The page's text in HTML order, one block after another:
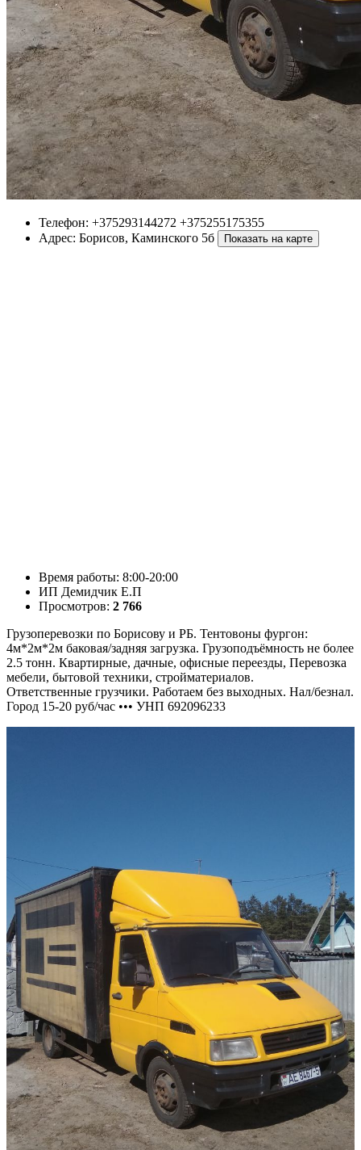
Телефон: +375293144272 +375255175355
Адрес: Борисов, Каминского 5б
Время работы: 8:00-20:00
ИП Демидчик Е.П
Просмотров: 2 766
Грузоперевозки по Борисову и РБ. Тентовоны фургон:
4м*2м*2м баковая/задняя загрузка. Грузоподъёмность не более
2.5 тонн. Квартирные, дачные, офисные переезды, Перевозка
мебели, бытовой техники, стройматериалов.
Ответственные грузчики. Работаем без выходных. Нал/безнал.
Город 15-20 руб/час ••• УНП 692096233